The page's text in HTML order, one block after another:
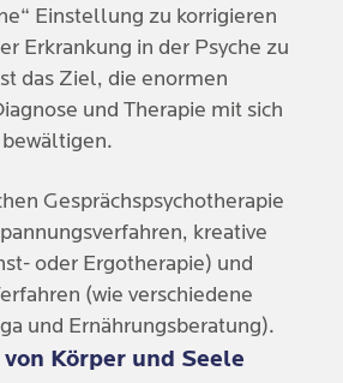
Einstellung zu korrigieren
Erkrankung in der Psyche zu
das Ziel, die enormen
und Therapie mit sich
Gesprächspsychotherapie
kreative
oder Ergotherapie) und
(wie verschiedene
und Ernährungsberatung).
Körper und Seele